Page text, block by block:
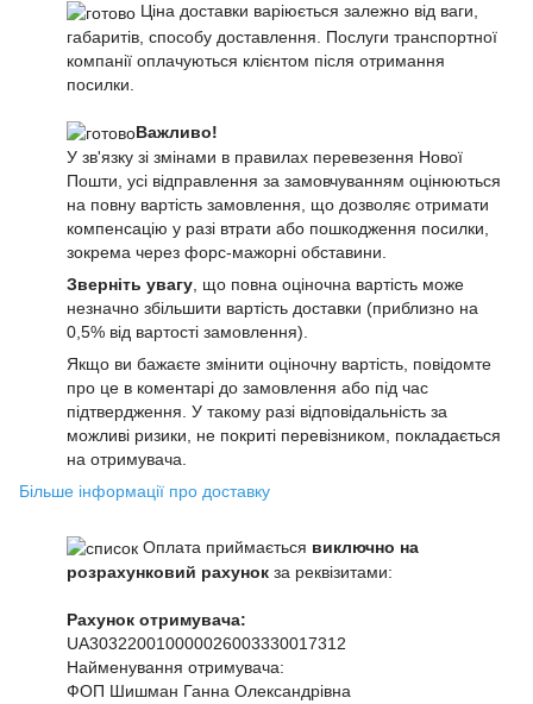
Ціна доставки варіюється залежно від ваги,
габаритів, способу доставлення. Послуги транспортної
компанії оплачуються клієнтом після отримання
посилки.
Важливо!
У зв'язку зі змінами в правилах перевезення Нової
Пошти, усі відправлення за замовчуванням оцінюються
на повну вартість замовлення, що дозволяє отримати
компенсацію у разі втрати або пошкодження посилки,
зокрема через форс-мажорні обставини.
Зверніть увагу , що повна оціночна вартість може
незначно збільшити вартість доставки (приблизно на
0,5% від вартості замовлення).
Якщо ви бажаєте змінити оціночну вартість, повідомте
про це в коментарі до замовлення або під час
підтвердження. У такому разі відповідальність за
можливі ризики, не покриті перевізником, покладається
на отримувача.
Більше інформації про доставку
Оплата приймається виключно на
розрахунковий рахунок за реквізитами:
Рахунок отримувача:
UA303220010000026003330017312
Найменування отримувача:
ФОП Шишман Ганна Олександрівна